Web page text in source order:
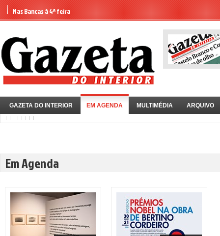
Nas Bancas à 4ª feira
GAZETA DO INTERIOR EM AGENDA MULTIMÉDIA ARQUIVO
Em Agenda